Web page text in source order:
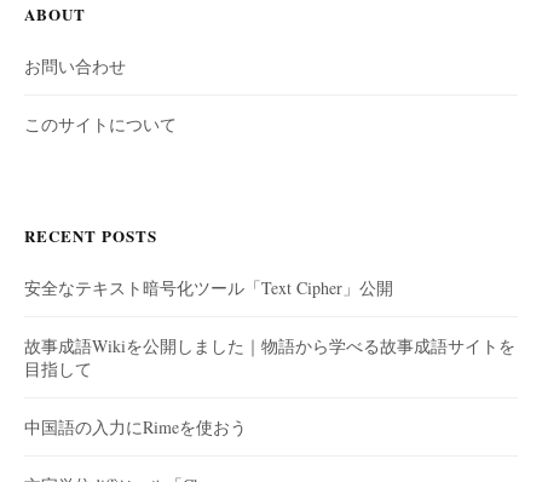
ABOUT
お問い合わせ
このサイトについて
RECENT POSTS
安全なテキスト暗号化ツール「Text Cipher」公開
故事成語Wikiを公開しました｜物語から学べる故事成語サイトを
目指して
中国語の入力にRimeを使おう